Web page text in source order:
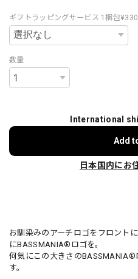
ギフトラッピングサービス 1梱包¥330
数量
International
Add
日本国内にお
お馴染みのアーチロゴをフロント
にBASSMANIA®︎ロゴを。
何気にこの大きさの
す。